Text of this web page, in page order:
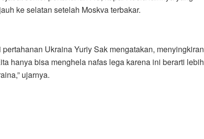
ke selatan setelah Moskva terbakar.
Ukraina Yuriy Sak mengatakan, menyingkiran
hanya bisa menghela nafas lega karena ini berarti lebih
ujarnya.